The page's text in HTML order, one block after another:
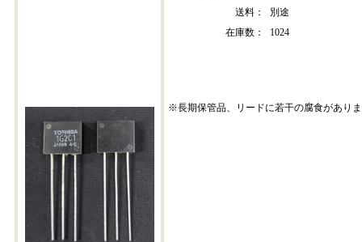
送料：
別途
在庫数：
1024
※長期保管品、リードに若干の腐食があり